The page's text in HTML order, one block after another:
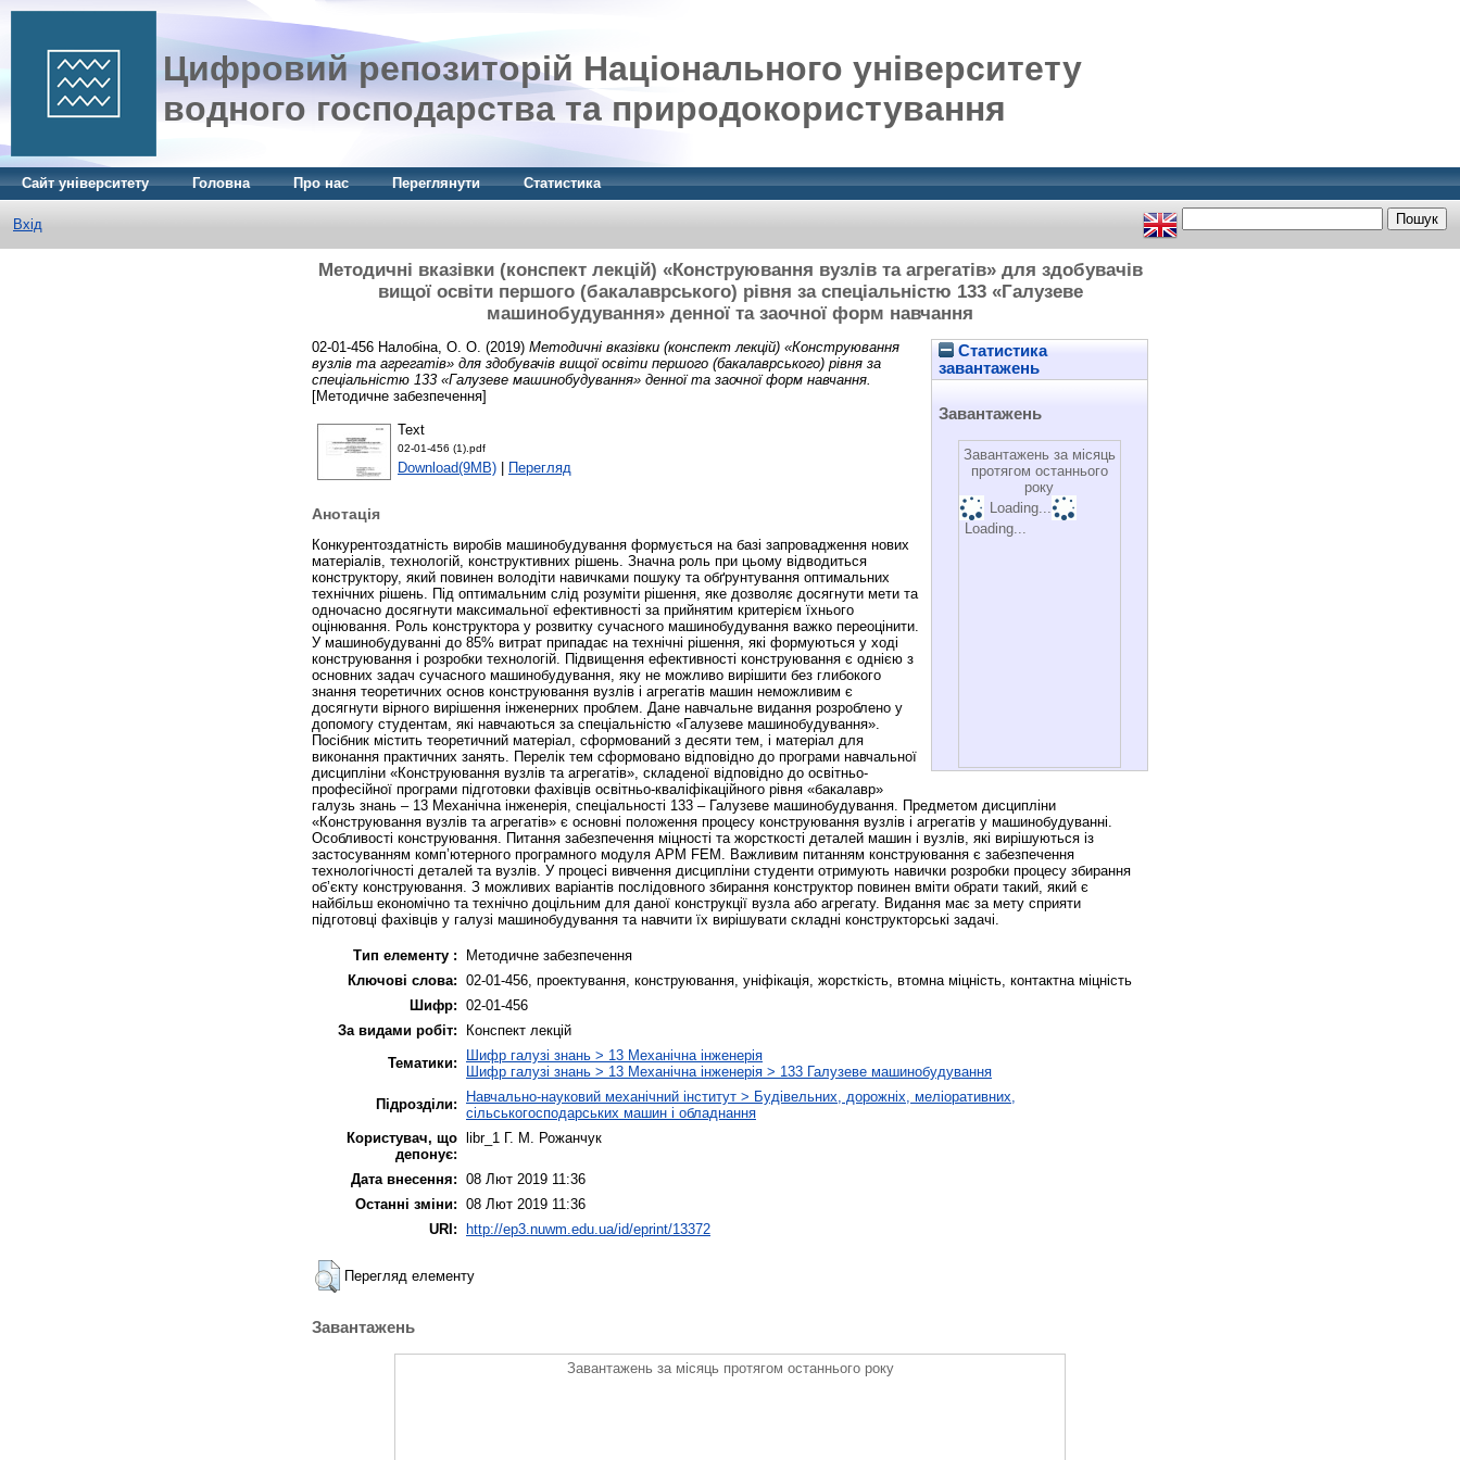
Цифровий репозиторій Національного університету
водного господарства та природокористування
Сайт університету Головна Про нас Переглянути Статистика
Вхід
Методичні вказівки (конспект лекцій) «Конструювання вузлів та агрегатів» для здобувачів
вищої освіти першого (бакалаврського) рівня за спеціальністю 133 «Галузеве
машинобудування» денної та заочної форм навчання
Статистика
завантажень
Завантажень
Завантажень за місяць
протягом останнього
року
Loading...
Loading...
02-01-456 Налобіна, О. О. (2019) Методичні вказівки (конспект лекцій) «Конструювання
вузлів та агрегатів» для здобувачів вищої освіти першого (бакалаврського) рівня за
спеціальністю 133 «Галузеве машинобудування» денної та заочної форм навчання.
[Методичне забезпечення]
Text
02-01-456 (1).pdf
Download(9MB) | Перегляд
Анотація
Конкурентоздатність виробів машинобудування формується на базі запровадження нових
матеріалів, технологій, конструктивних рішень. Значна роль при цьому відводиться
конструктору, який повинен володіти навичками пошуку та обґрунтування оптимальних
технічних рішень. Під оптимальним слід розуміти рішення, яке дозволяє досягнути мети та
одночасно досягнути максимальної ефективності за прийнятим критерієм їхнього
оцінювання. Роль конструктора у розвитку сучасного машинобудування важко переоцінити.
У машинобудуванні до 85% витрат припадає на технічні рішення, які формуються у ході
конструювання і розробки технологій. Підвищення ефективності конструювання є однією з
основних задач сучасного машинобудування, яку не можливо вирішити без глибокого
знання теоретичних основ конструювання вузлів і агрегатів машин неможливим є
досягнути вірного вирішення інженерних проблем. Дане навчальне видання розроблено у
допомогу студентам, які навчаються за спеціальністю «Галузеве машинобудування».
Посібник містить теоретичний матеріал, сформований з десяти тем, і матеріал для
виконання практичних занять. Перелік тем сформовано відповідно до програми навчальної
дисципліни «Конструювання вузлів та агрегатів», складеної відповідно до освітньо-
професійної програми підготовки фахівців освітньо-кваліфікаційного рівня «бакалавр»
галузь знань – 13 Механічна інженерія, спеціальності 133 – Галузеве машинобудування. Предметом дисципліни
«Конструювання вузлів та агрегатів» є основні положення процесу конструювання вузлів і агрегатів у машинобудуванні.
Особливості конструювання. Питання забезпечення міцності та жорсткості деталей машин і вузлів, які вирішуються із
застосуванням комп’ютерного програмного модуля APM FEM. Важливим питанням конструювання є забезпечення
технологічності деталей та вузлів. У процесі вивчення дисципліни студенти отримують навички розробки процесу збирання
об’єкту конструювання. З можливих варіантів послідовного збирання конструктор повинен вміти обрати такий, який є
найбільш економічно та технічно доцільним для даної конструкції вузла або агрегату. Видання має за мету сприяти
підготовці фахівців у галузі машинобудування та навчити їх вирішувати складні конструкторські задачі.
Тип елементу :
Методичне забезпечення
Ключові слова: 02-01-456, проектування, конструювання, уніфікація, жорсткість, втомна міцність, контактна міцність
Шифр: 02-01-456
За видами робіт:
Конспект лекцій
Тематики:
Шифр галузі знань > 13 Механічна інженерія
Шифр галузі знань > 13 Механічна інженерія > 133 Галузеве машинобудування
Підрозділи:
Навчально-науковий механічний інститут > Будівельних, дорожніх, меліоративних,
сільськогосподарських машин і обладнання
Користувач, що
депонує:
libr_1 Г. М. Рожанчук
Дата внесення: 08 Лют 2019 11:36
Останні зміни: 08 Лют 2019 11:36
URI:
http://ep3.nuwm.edu.ua/id/eprint/13372
Перегляд елементу
Завантажень
Завантажень за місяць протягом останнього року